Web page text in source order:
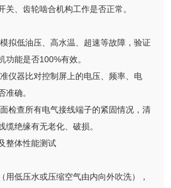
关、齿轮啮合机构工作是否正常。
拟低油压、高水温、超速等故障，验证
功能是否100%有效。
仪器比对控制屏上的电压、频率、电
准确。
检查所有电气接线端子的紧固情况，清
缆绝缘有无老化、破损。
整体性能测试
用低压水或压缩空气由内向外吹洗），